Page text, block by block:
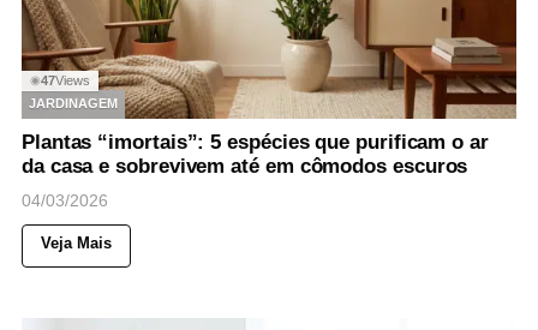
◉47Views
JARDINAGEM
Plantas “imortais”: 5 espécies que purificam o ar
da casa e sobrevivem até em cômodos escuros
04/03/2026
Veja Mais